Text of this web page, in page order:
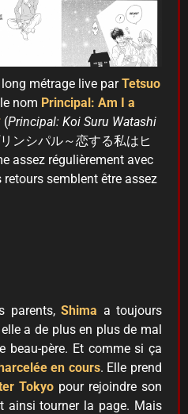
métrage live parTetsuo
nom Principal: Am I a
(Principal: Koi Suru Watashi
ンシパル～恋する私はヒ
assez régulièrement avec
retours semblent être assez
parents, Shima a toujours
a de plus en plus de mal
beau-père. Et comme si ça
en cours. Elle prend
Tokyo pour rejoindre son
ainsi tourner la page. Mais